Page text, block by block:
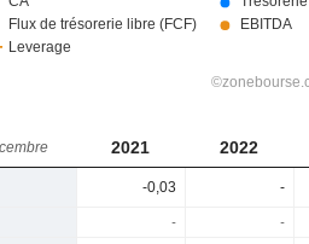
2021 2022
-0,03 -
- -